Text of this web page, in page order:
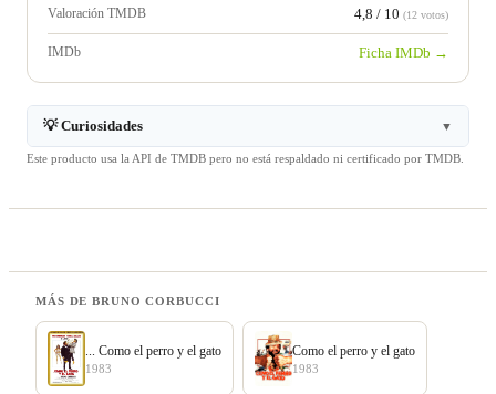
Valoración TMDB 4,8 / 10 (12 votos)
IMDb Ficha IMDb →
💡 Curiosidades ▼
Este producto usa la API de TMDB pero no está respaldado ni certificado por TMDB.
MÁS DE BRUNO CORBUCCI
... Como el perro y el gato
1983
Como el perro y el gato
1983